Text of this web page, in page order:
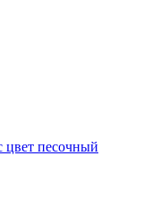
цвет песочный